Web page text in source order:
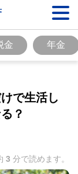
金 年金
で生活し
？
3 分で読めます。